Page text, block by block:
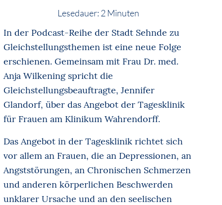
Lesedauer: 2 Minuten
In der Podcast-Reihe der Stadt Sehnde zu
Gleichstellungsthemen ist eine neue Folge
erschienen. Gemeinsam mit Frau Dr. med.
Anja Wilkening spricht die
Gleichstellungsbeauftragte, Jennifer
Glandorf, über das Angebot der Tagesklinik
für Frauen am Klinikum Wahrendorff.
Das Angebot in der Tagesklinik richtet sich
vor allem an Frauen, die an Depressionen, an
Angststörungen, an Chronischen Schmerzen
und anderen körperlichen Beschwerden
unklarer Ursache und an den seelischen